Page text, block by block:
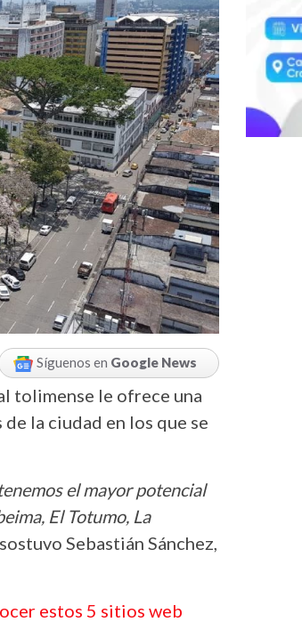
Síguenos en Google News
tolimense le ofrece una
la ciudad en los que se
el mayor potencial
El Totumo, La
Sebastián Sánchez,
estos 5 sitios web